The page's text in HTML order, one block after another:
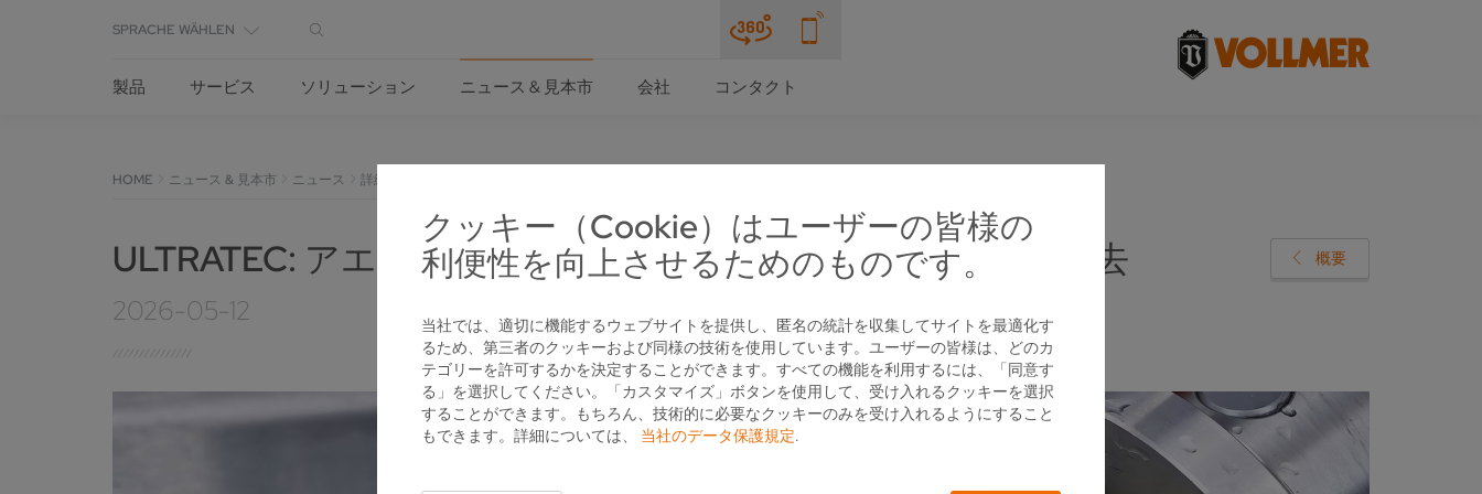
クッキー（Cookie）はユーザーの皆様の
利便性を向上させるためのものです。
当社では、適切に機能するウェブサイトを提供し、匿名の統計を収集してサイトを最適化す
るため、第三者のクッキーおよび同様の技術を使用しています。ユーザーの皆様は、どのカ
テゴリーを許可するかを決定することができます。すべての機能を利用するには、「同意す
る」を選択してください。「カスタマイズ」ボタンを使用して、受け入れるクッキーを選択
することができます。もちろん、技術的に必要なクッキーのみを受け入れるようにすること
もできます。詳細については、 当社のデータ保護規定.
SPRACHE WÄHLEN
製品 サービス ソリューション ニュース & 見本市 会社 コンタクト
HOME ニュース & 見本市 ニュース 詳細
ULTRATEC: アエスクラップ社、超音波で骨鋸の研削バリを除去
2026-05-12
概要